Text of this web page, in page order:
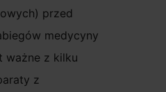
przed
medycyny
ważne z kilku
z